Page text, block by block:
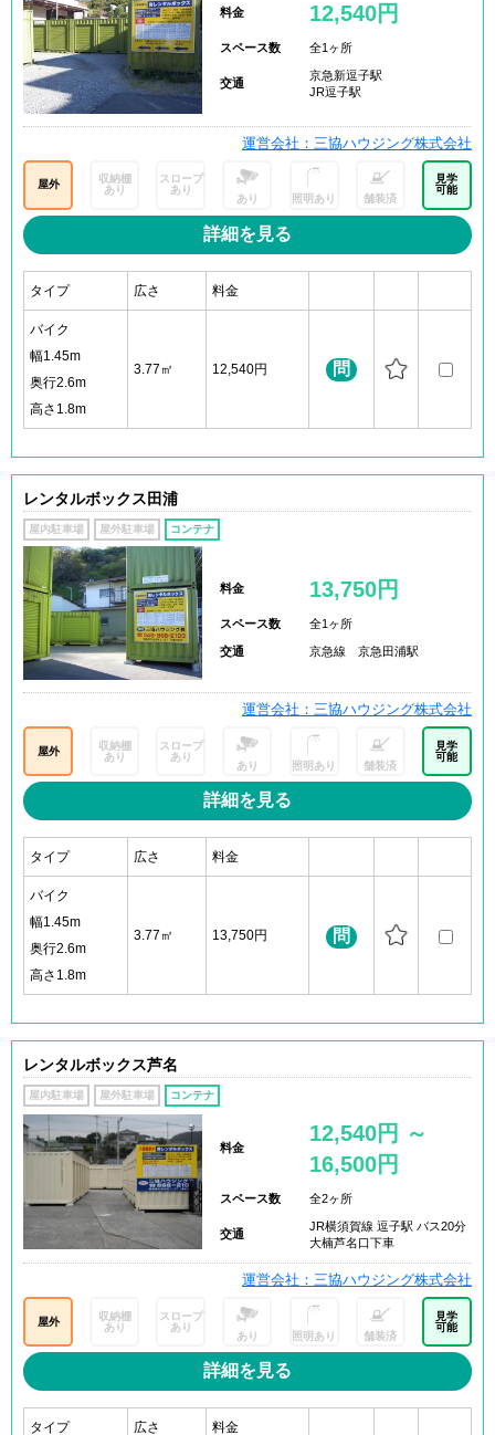
料金 12,540円
スペース数 全1ヶ所
交通
京急新逗子駅
JR逗子駅
運営会社：三協ハウジング株式会社
屋外
収納棚
あり
スロープ
あり
あり 照明あり 舗装済
見学
可能
詳細を見る
タイプ 広さ 料金
バイク
幅1.45m
奥行2.6m
高さ1.8m
3.77㎡ 12,540円 問
レンタルボックス田浦
屋内駐車場 屋外駐車場 コンテナ
料金 13,750円
スペース数 全1ヶ所
交通 京急線 京急田浦駅
運営会社：三協ハウジング株式会社
屋外
収納棚
あり
スロープ
あり
あり 照明あり 舗装済
見学
可能
詳細を見る
タイプ 広さ 料金
バイク
幅1.45m
奥行2.6m
高さ1.8m
3.77㎡ 13,750円 問
レンタルボックス芦名
屋内駐車場 屋外駐車場 コンテナ
料金
12,540円 ～
16,500円
スペース数 全2ヶ所
交通
JR横須賀線 逗子駅 バス20分
大楠芦名口下車
運営会社：三協ハウジング株式会社
屋外
収納棚
あり
スロープ
あり
あり 照明あり 舗装済
見学
可能
詳細を見る
タイプ 広さ 料金